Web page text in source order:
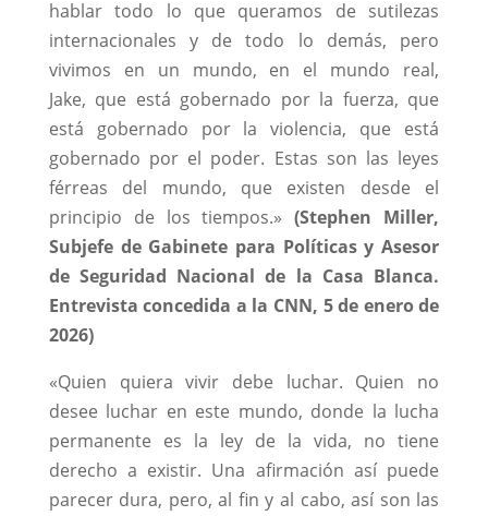
hablar todo lo que queramos de sutilezas
internacionales y de todo lo demás, pero
vivimos en un mundo, en el mundo real,
Jake, que está gobernado por la fuerza, que
está gobernado por la violencia, que está
gobernado por el poder. Estas son las leyes
férreas del mundo, que existen desde el
principio de los tiempos.»(Stephen Miller,
Subjefe de Gabinete para Políticas y Asesor
de Seguridad Nacional de la Casa Blanca.
Entrevista concedida a la CNN, 5 de enero de
2026)
«Quien quiera vivir debe luchar. Quien no
desee luchar en este mundo, donde la lucha
permanente es la ley de la vida, no tiene
derecho a existir. Una afirmación así puede
parecer dura, pero, al fin y al cabo, así son las